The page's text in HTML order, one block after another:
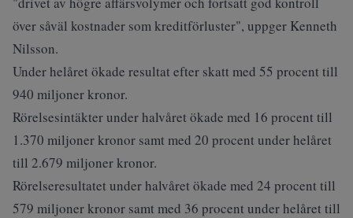
över såväl kostnader som kreditförluster", uppger Kenneth
Nilsson.
Under helåret ökade resultat efter skatt med 55 procent till
940 miljoner kronor.
Rörelsesintäkter under halvåret ökade med 16 procent till
1.370 miljoner kronor samt med 20 procent under helåret
till 2.679 miljoner kronor.
Rörelseresultatet under halvåret ökade med 24 procent till
579 miljoner kronor samt med 36 procent under helåret till